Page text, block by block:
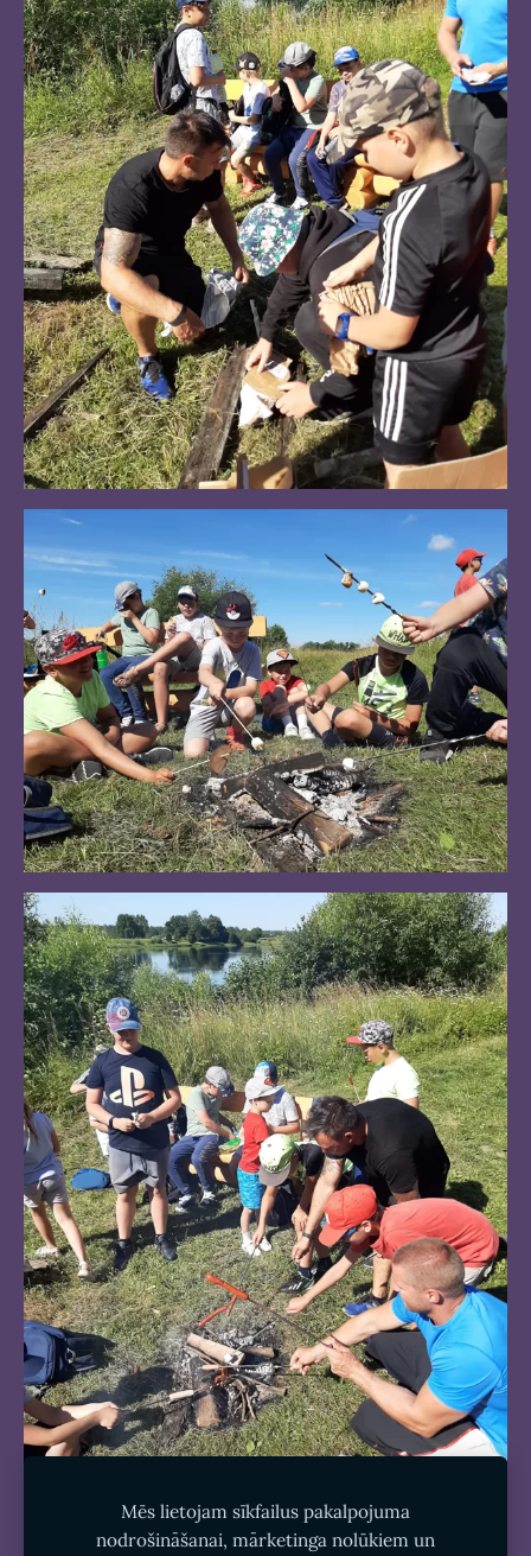
Mēs lietojam sīkfailus pakalpojuma
nodrošināšanai, mārketinga nolūkiem un